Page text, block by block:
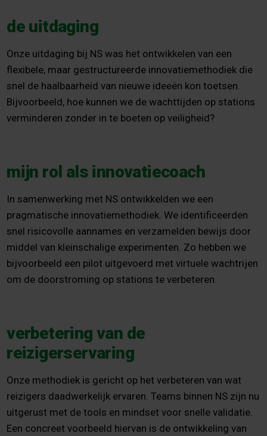
de uitdaging
Onze uitdaging bij NS was het ontwikkelen van een
flexibele, maar gestructureerde innovatiemethodiek die
snel de haalbaarheid van nieuwe ideeën kon toetsen.
Bijvoorbeeld, hoe kunnen we de wachttijden op stations
verminderen zonder in te boeten op veiligheid?
mijn rol als innovatiecoach
In samenwerking met NS ontwikkelden we een
pragmatische innovatiemethodiek. We identificeerden
snel risicovolle aannames en verzamelden bewijs door
middel van kleinschalige experimenten. Zo hebben we
bijvoorbeeld een pilot uitgevoerd met virtuele wachtrijen
om de doorstroming op stations te verbeteren.
verbetering van de
reizigerservaring
Onze methodiek is gericht op het verbeteren van wat
reizigers daadwerkelijk ervaren. Teams binnen NS zijn nu
uitgerust met de tools en mindset voor snelle validatie.
Een concreet voorbeeld hiervan is de ontwikkeling van